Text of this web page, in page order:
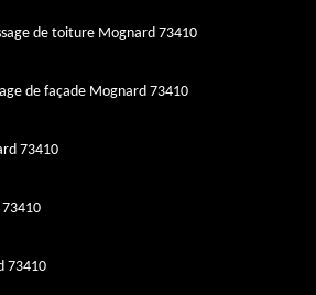
de toiture Mognard 73410
de façade Mognard 73410
73410
73410